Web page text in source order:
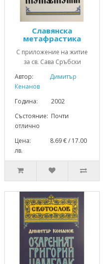
Славянска
метафрастика
С приложение на житие
за св. Сава Сръбски
Автор:
Димитър
Кенанов
Година: 2002
Състояние: Почти
отлично
Цена: 8.69 € / 17.00
лв.